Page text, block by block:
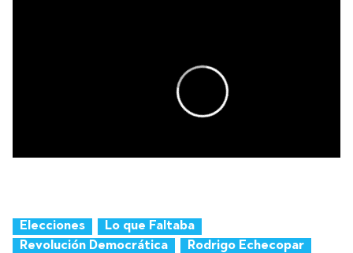
Elecciones
Lo que Faltaba
Revolución Democrática
Rodrigo Echecopar